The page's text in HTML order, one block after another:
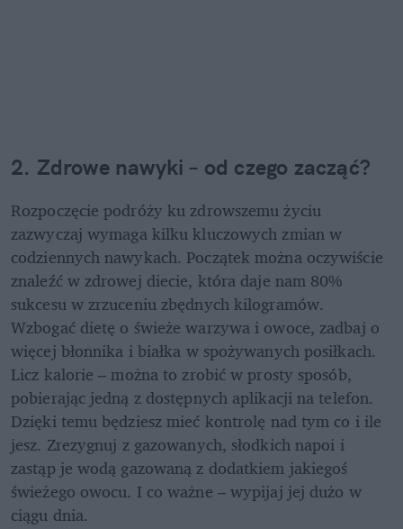
2. Zdrowe nawyki – od czego zacząć?
Rozpoczęcie podróży ku zdrowszemu życiu
zazwyczaj wymaga kilku kluczowych zmian w
codziennych nawykach. Początek można oczywiście
znaleźć w zdrowej diecie, która daje nam 80%
sukcesu w zrzuceniu zbędnych kilogramów.
Wzbogać dietę o świeże warzywa i owoce, zadbaj o
więcej błonnika i białka w spożywanych posiłkach.
Licz kalorie – można to zrobić w prosty sposób,
pobierając jedną z dostępnych aplikacji na telefon.
Dzięki temu będziesz mieć kontrolę nad tym co i ile
jesz. Zrezygnuj z gazowanych, słodkich napoi i
zastąp je wodą gazowaną z dodatkiem jakiegoś
świeżego owocu. I co ważne – wypijaj jej dużo w
ciągu dnia.